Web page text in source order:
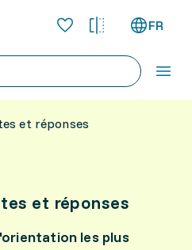
FR
et réponses
et réponses
les plus